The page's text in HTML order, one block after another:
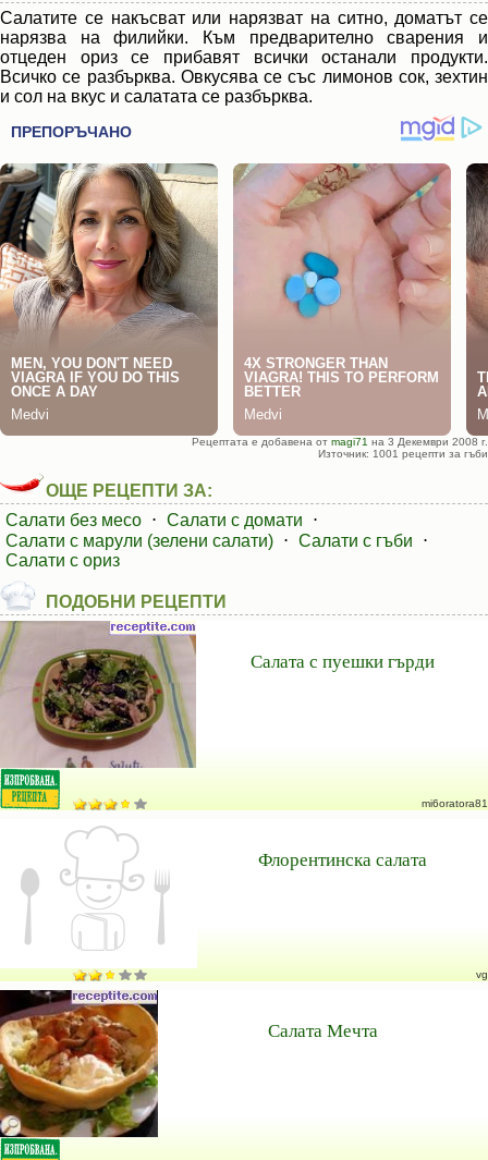
Салатите се накъсват или нарязват на ситно, доматът се
нарязва на филийки. Към предварително сварения и
отцеден ориз се прибавят всички останали продукти.
Всичко се разбърква. Овкусява се със лимонов сок, зехтин
и сол на вкус и салатата се разбърква.
Рецептата е добавена от magi71 на 3 Декември 2008 г.
Източник: 1001 рецепти за гъби
ОЩЕ РЕЦЕПТИ ЗА:
Салати без месо ⋅ Салати с домати
⋅
Салати с марули (зелени салати) ⋅ Салати с гъби
⋅
Салати с ориз
ПОДОБНИ РЕЦЕПТИ
Салата с пуешки гърди
mi6oratora81
Флорентинска салата
vg
Салата Мечта